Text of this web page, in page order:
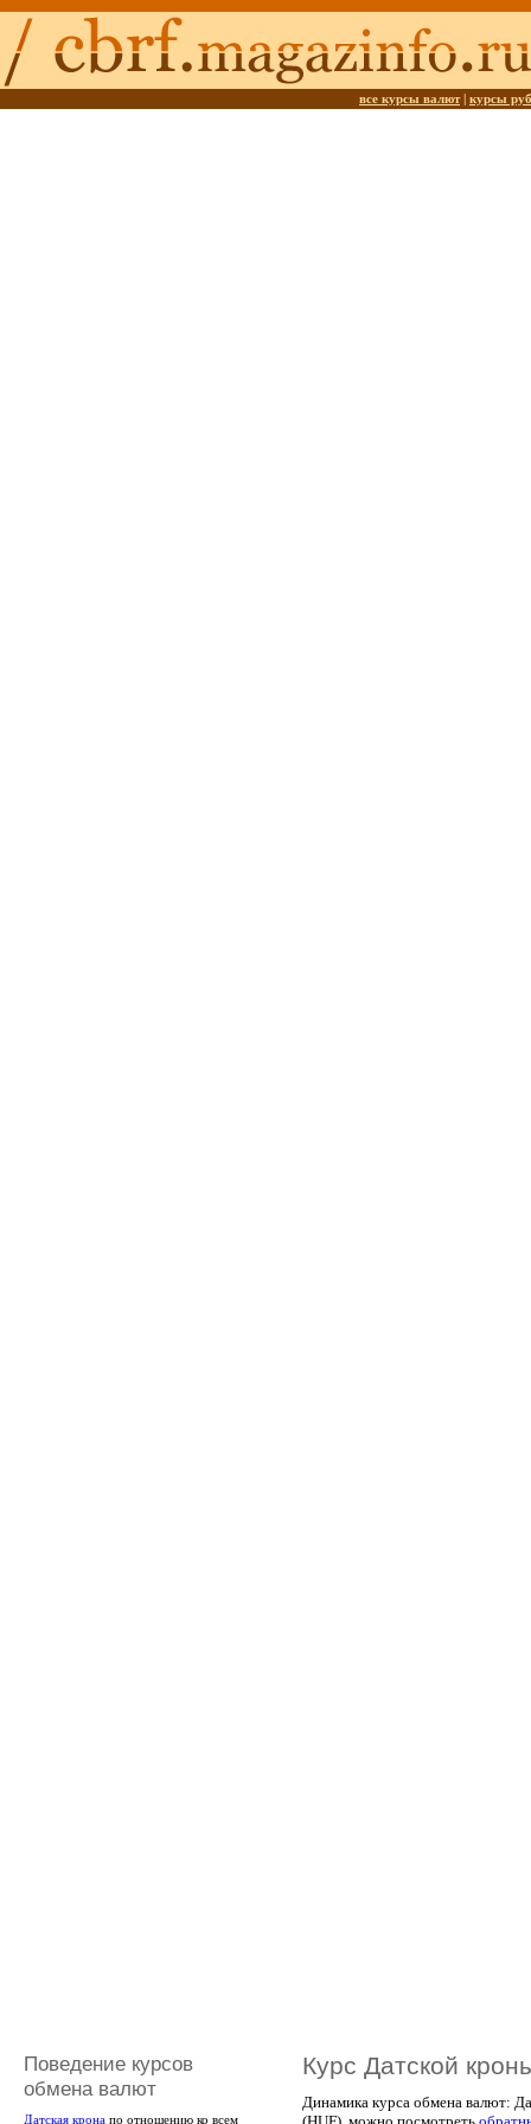
все курсы валют| курсы
Поведение курсов
обмена валют
Датская крона по отношению ко всем
Курс Датской
Динамика курса обмена валют: